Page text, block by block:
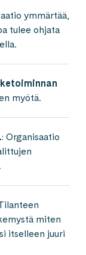
ymmärtää,
tulee ohjata
myötä.
: Organisaatio
miten
itselleen juuri